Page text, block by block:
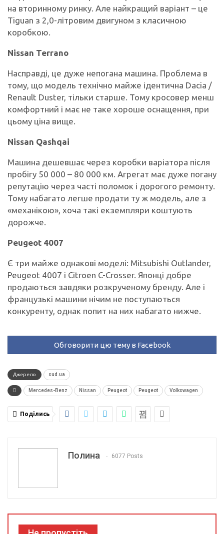
на вторинному ринку. Але найкращий варіант – це
Tiguan з 2,0-літровим двигуном з класичною
коробкою.
Nissan Terrano
Насправді, це дуже непогана машина. Проблема в
тому, що модель технічно майже ідентична Dacia /
Renault Duster, тільки старше. Тому кросовер менш
комфортний і має не таке хороше оснащення, при
цьому ціна вище.
Nissan Qashqai
Машина дешевшає через коробки варіатора після
пробігу 50 000 – 80 000 км. Агрегат має дуже погану
репутацію через часті поломок і дорогого ремонту.
Тому набагато легше продати ту ж модель, але з
«механікою», хоча такі екземпляри коштують
дорожче.
Peugeot 4007
Є три майже однакові моделі: Mitsubishi Outlander,
Peugeot 4007 і Citroen C-Crosser. Японці добре
продаються завдяки розкрученому бренду. Але і
французькі машини нічим не поступаються
конкуренту, однак попит на них набагато нижче.
Обговорити цю тему в Facebook
Джерело sud.ua
Mercedes-Benz Nissan Peugeot Peugeot Volkswagen
Поділись
Полина 6077 Posts